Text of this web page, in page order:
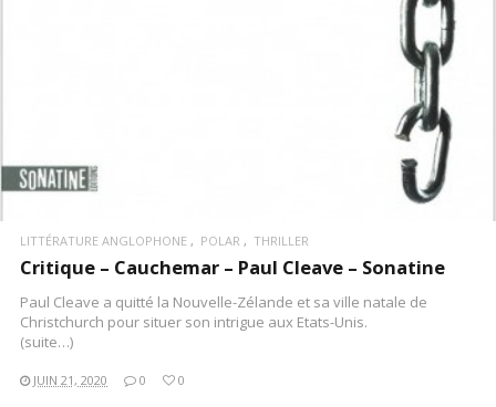
LITTÉRATURE ANGLOPHONE POLAR THRILLER
Critique – Cauchemar – Paul Cleave – Sonatine
Paul Cleave a quitté la Nouvelle-Zélande et sa ville natale de
Christchurch pour situer son intrigue aux Etats-Unis.
(suite…)
JUIN 21, 2020 0 0